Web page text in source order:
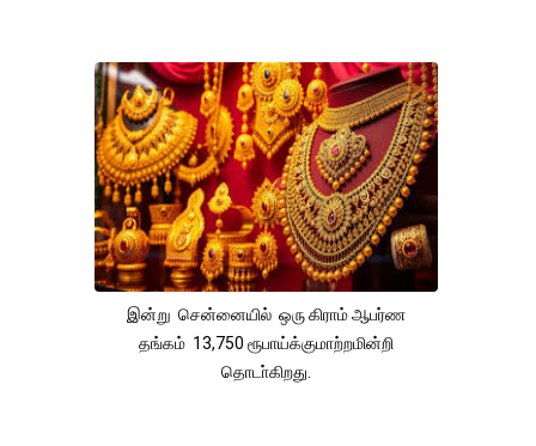
இன்று சென்னையில் ஒரு கிராம் ஆபர்ண
தங்கம் 13,750 ரூபாய்க்குமாற்றமின்றி
தொடா்கிறது.